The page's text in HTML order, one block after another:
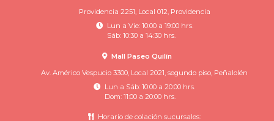
Providencia 2251, Local 012, Providencia
Lun a Vie: 10:00 a 19:00 hrs.
Sáb: 10:30 a 14:30 hrs.
Mall Paseo Quilín
Av. Américo Vespucio 3300, Local 2021, segundo piso, Peñalolén
Lun a Sáb: 10:00 a 20:00 hrs.
Dom: 11:00 a 20:00 hrs.
Horario de colación sucursales: